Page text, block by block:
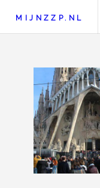
MIJNZZP.NL